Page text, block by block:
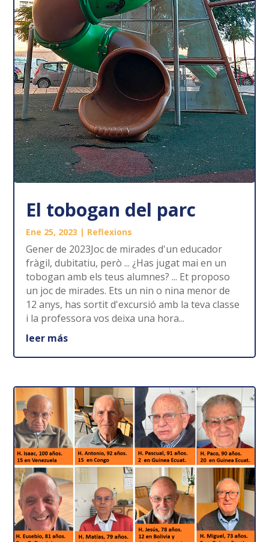
El tobogan del parc
Ene 25, 2023 | Reflexions
Gener de 2023Joc de mirades d'un educador
fràgil, dubitatiu, però ... ¿Has jugat mai en un
tobogan amb els teus alumnes? ... Et proposo
un joc de mirades. Ets un nin o nina menor de
12 anys, has sortit d'excursió amb la teva classe
i la professora vos deixa una hora...
leer más